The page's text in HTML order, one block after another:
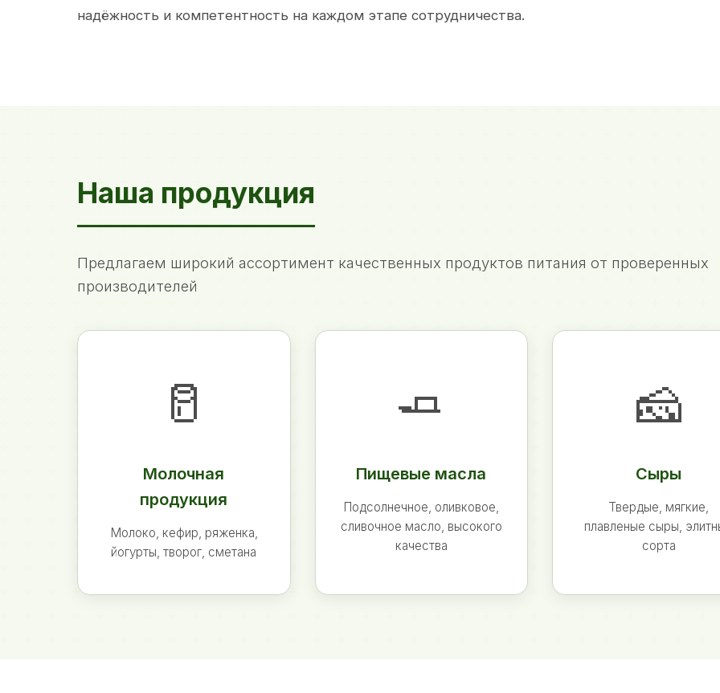
надёжность и компетентность на каждом этапе сотрудничества.
Наша продукция
Предлагаем широкий ассортимент качественных продуктов питания от проверенных
производителей
🥛
Молочная
продукция
Молоко, кефир, ряженка,
йогурты, творог, сметана
🧈
Пищевые масла
Подсолнечное, оливковое,
сливочное масло, высокого
качества
🧀
Сыры
Твердые, мягкие,
плавленые сыры,
сорта